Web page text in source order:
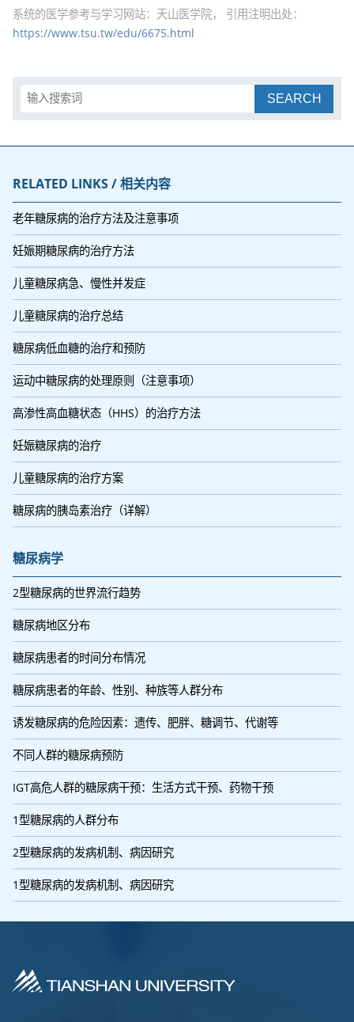
系统的医学参考与学习网站：天山医学院， 引用注明出处：
https://www.tsu.tw/edu/6675.html
SEARCH
RELATED LINKS / 相关内容
老年糖尿病的治疗方法及注意事项
妊娠期糖尿病的治疗方法
儿童糖尿病急、慢性并发症
儿童糖尿病的治疗总结
糖尿病低血糖的治疗和预防
运动中糖尿病的处理原则（注意事项）
高渗性高血糖状态（HHS）的治疗方法
妊娠糖尿病的治疗
儿童糖尿病的治疗方案
糖尿病的胰岛素治疗（详解）
糖尿病学
2型糖尿病的世界流行趋势
糖尿病地区分布
糖尿病患者的时间分布情况
糖尿病患者的年龄、性别、种族等人群分布
诱发糖尿病的危险因素：遗传、肥胖、糖调节、代谢等
不同人群的糖尿病预防
IGT高危人群的糖尿病干预：生活方式干预、药物干预
1型糖尿病的人群分布
2型糖尿病的发病机制、病因研究
1型糖尿病的发病机制、病因研究